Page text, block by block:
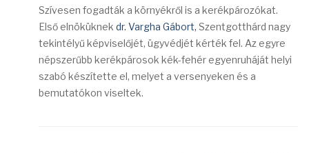
Szívesen fogadták a környékről is a kerékpározókat.
Első elnöküknek dr. Vargha Gábort, Szentgotthárd nagy
tekintélyű képviselőjét, ügyvédjét kérték fel. Az egyre
népszerűbb kerékpárosok kék-fehér egyenruháját helyi
szabó készítette el, melyet a versenyeken és a
bemutatókon viseltek.